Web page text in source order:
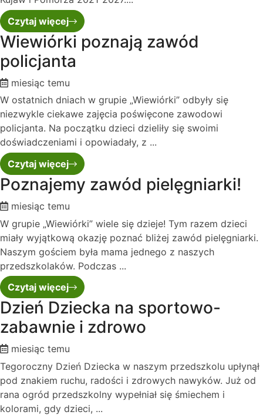
Czytaj więcej
Wiewiórki poznają zawód
policjanta
miesiąc temu
W ostatnich dniach w grupie „Wiewiórki” odbyły się
niezwykle ciekawe zajęcia poświęcone zawodowi
policjanta. Na początku dzieci dzieliły się swoimi
doświadczeniami i opowiadały, z ...
Czytaj więcej
Poznajemy zawód pielęgniarki!
miesiąc temu
W grupie „Wiewiórki” wiele się dzieje! Tym razem dzieci
miały wyjątkową okazję poznać bliżej zawód pielęgniarki.
Naszym gościem była mama jednego z naszych
przedszkolaków. Podczas ...
Czytaj więcej
Dzień Dziecka na sportowo-
zabawnie i zdrowo
miesiąc temu
Tegoroczny Dzień Dziecka w naszym przedszkolu upłynął
pod znakiem ruchu, radości i zdrowych nawyków. Już od
rana ogród przedszkolny wypełniał się śmiechem i
kolorami, gdy dzieci, ...